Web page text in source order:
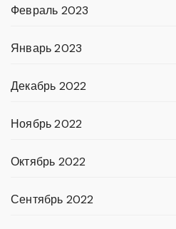
Февраль 2023
Январь 2023
Декабрь 2022
Ноябрь 2022
Октябрь 2022
Сентябрь 2022